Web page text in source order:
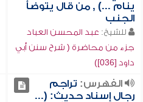
ينام ...) , من قال يتوضأ
الجنب
للشيخ: عبد المحسن العباد
جزء من محاضرة ( شرح سنن أبي
داود [036])
الفهرس: تراجم
رجال إسناد حديث: (...